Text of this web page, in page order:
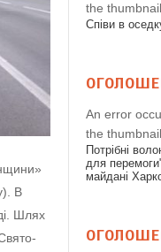
В
Шлях
the thumbnail.
Співи в
An error
the thumbnail.
Потрібні
для
майдані